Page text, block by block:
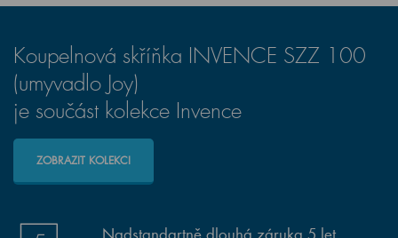
Koupelnová skříňka INVENCE SZZ 100
(umyvadlo Joy)
je součást kolekce Invence
ZOBRAZIT KOLEKCI
Nadstandartně dlouhá záruka 5 let